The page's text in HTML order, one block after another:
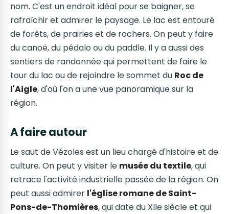
nom. C'est un endroit idéal pour se baigner, se
rafraîchir et admirer le paysage. Le lac est entouré
de forêts, de prairies et de rochers. On peut y faire
du canoë, du pédalo ou du paddle. Il y a aussi des
sentiers de randonnée qui permettent de faire le
tour du lac ou de rejoindre le sommet du Roc de
l'Aigle, d'où l'on a une vue panoramique sur la
région.
A faire autour
Le saut de Vézoles est un lieu chargé d'histoire et de
culture. On peut y visiter le musée du textile, qui
retrace l'activité industrielle passée de la région. On
peut aussi admirer l'église romane de Saint-
Pons-de-Thomières, qui date du XIIe siècle et qui